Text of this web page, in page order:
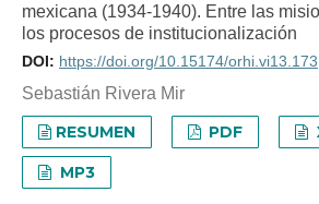
mexicana (1934-1940). Entre las
los procesos de institucionalización
DOI: https://doi.org/10.15174/orhi.vi13.173
Sebastián Rivera Mir
RESUMEN PDF
MP3